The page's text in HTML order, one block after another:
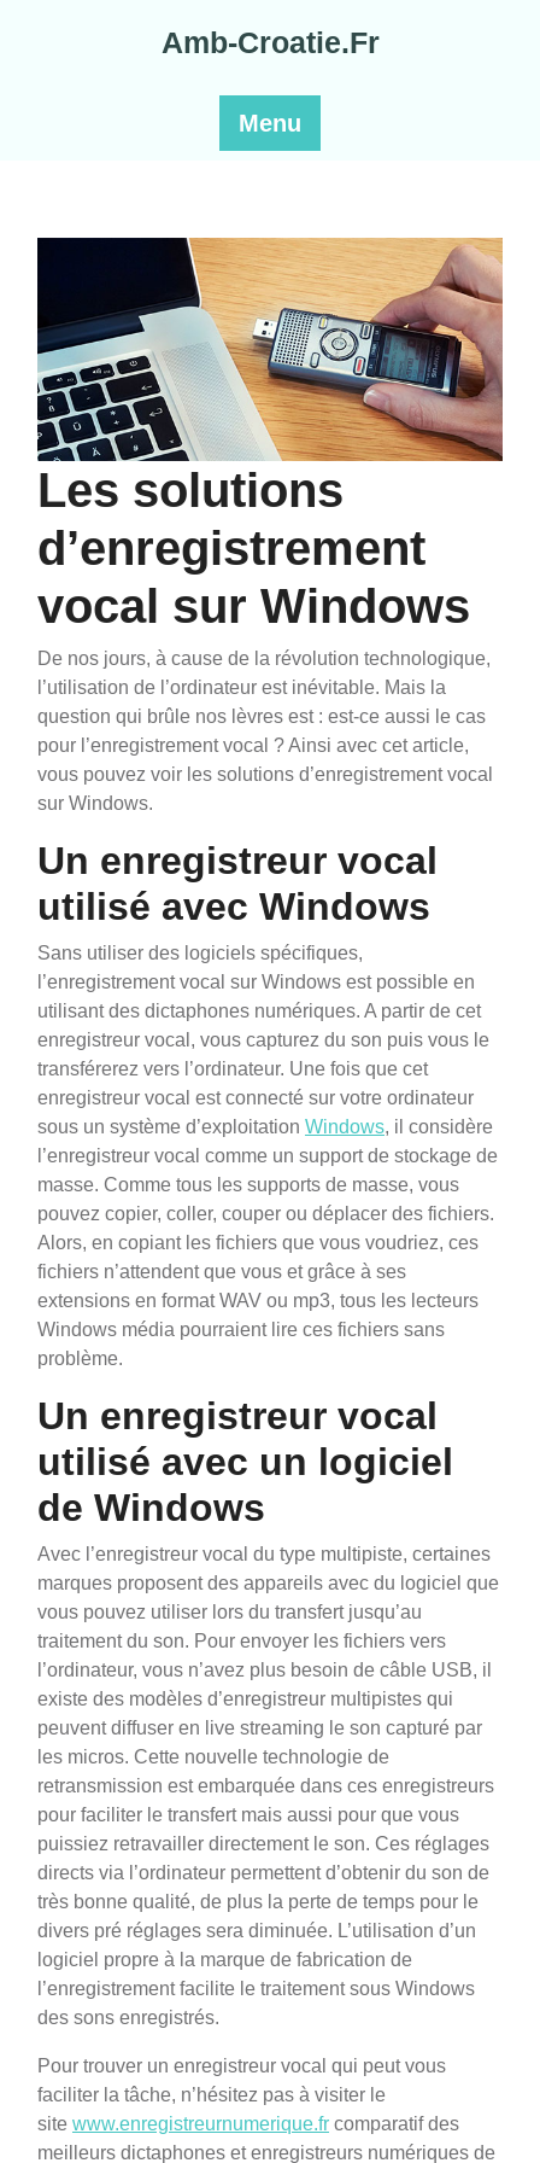
Amb-Croatie.Fr
Menu
Les solutions
d’enregistrement
vocal sur Windows
De nos jours, à cause de la révolution technologique,
l’utilisation de l’ordinateur est inévitable. Mais la
question qui brûle nos lèvres est : est-ce aussi le cas
pour l’enregistrement vocal ?Ainsi avec cet article,
vous pouvez voir les solutions d’enregistrement vocal
sur Windows.
Un enregistreur vocal
utilisé avec Windows
Sans utiliser des logiciels spécifiques,
l’enregistrement vocal sur Windows est possible en
utilisant des dictaphones numériques. A partir de cet
enregistreur vocal, vous capturez du son puis vous le
transférerez vers l’ordinateur. Une fois que cet
enregistreur vocal est connecté sur votre ordinateur
sous un système d’exploitation Windows, il considère
l’enregistreur vocal comme un support de stockage de
masse. Comme tous les supports de masse, vous
pouvez copier, coller, couper ou déplacer des fichiers.
Alors, en copiant les fichiers que vous voudriez, ces
fichiers n’attendent que vous et grâce à ses
extensions en format WAV ou mp3, tous les lecteurs
Windows média pourraient lire ces fichiers sans
problème.
Un enregistreur vocal
utilisé avec un logiciel
de Windows
Avec l’enregistreur vocal du type multipiste, certaines
marques proposent des appareils avec du logiciel que
vous pouvez utiliser lors du transfert jusqu’au
traitement du son. Pour envoyer les fichiers vers
l’ordinateur, vous n’avez plus besoin de câble USB, il
existe des modèles d’enregistreur multipistes qui
peuvent diffuser en live streaming le son capturé par
les micros. Cette nouvelle technologie de
retransmission est embarquée dans ces enregistreurs
pour faciliter le transfert mais aussi pour que vous
puissiez retravailler directement le son. Ces réglages
directs via l’ordinateur permettent d’obtenir du son de
très bonne qualité, de plus la perte de temps pour le
divers pré réglages sera diminuée. L’utilisation d’un
logiciel propre à la marque de fabrication de
l’enregistrement facilite le traitement sous Windows
des sons enregistrés.
Pour trouver un enregistreur vocal qui peut vous
faciliter la tâche, n’hésitez pas à visiter le
site www.enregistreurnumerique.fr comparatif des
meilleurs dictaphones et enregistreurs numériques de